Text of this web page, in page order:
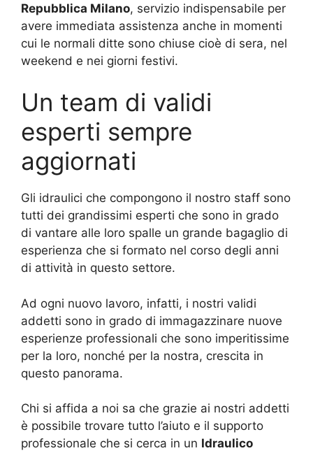
Repubblica Milano, servizio indispensabile per
avere immediata assistenza anche in momenti
cui le normali ditte sono chiuse cioè di sera, nel
weekend e nei giorni festivi.
Un team di validi
esperti sempre
aggiornati
Gli idraulici che compongono il nostro staff sono
tutti dei grandissimi esperti che sono in grado
di vantare alle loro spalle un grande bagaglio di
esperienza che si formato nel corso degli anni
di attività in questo settore.
Ad ogni nuovo lavoro, infatti, i nostri validi
addetti sono in grado di immagazzinare nuove
esperienze professionali che sono imperitissime
per la loro, nonché per la nostra, crescita in
questo panorama.
Chi si affida a noi sa che grazie ai nostri addetti
è possibile trovare tutto l’aiuto e il supporto
professionale che si cerca in un Idraulico